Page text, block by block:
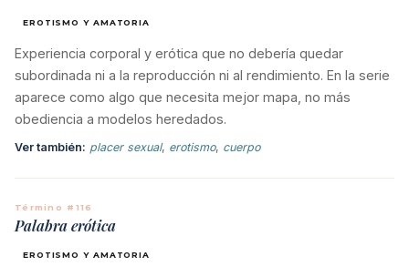
EROTISMO Y AMATORIA
Experiencia corporal y erótica que no debería quedar
subordinada ni a la reproducción ni al rendimiento. En la serie
aparece como algo que necesita mejor mapa, no más
obediencia a modelos heredados.
Ver también: placer sexual, erotismo, cuerpo
Término #116
Palabra erótica
EROTISMO Y AMATORIA